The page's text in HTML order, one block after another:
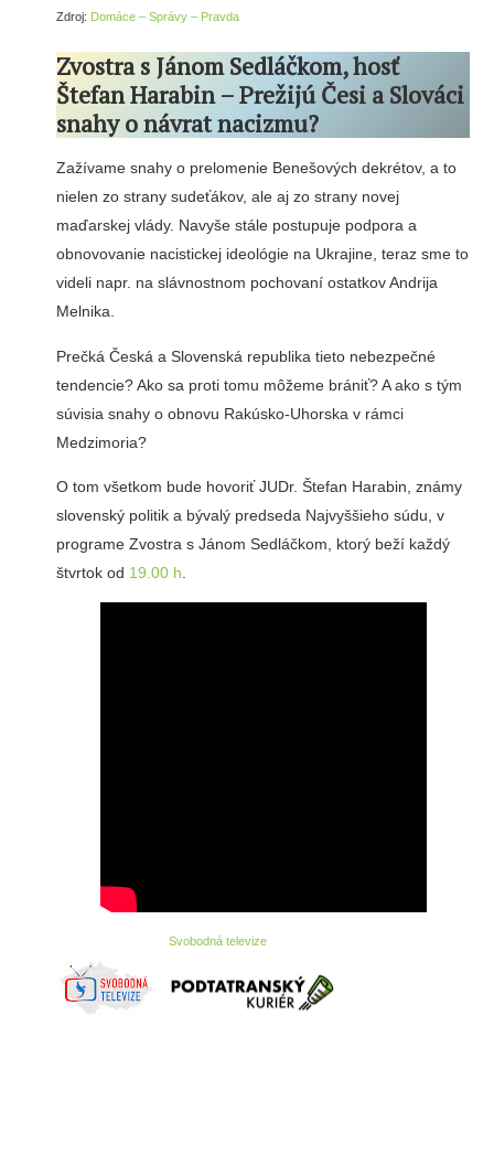
Zdroj: Domáce – Správy – Pravda
Zvostra s Jánom Sedláčkom, hosť
Štefan Harabin – Prežijú Česi a Slováci
snahy o návrat nacizmu?
Zažívame snahy o prelomenie Benešových dekrétov, a to
nielen zo strany sudeťákov, ale aj zo strany novej
maďarskej vlády. Navyše stále postupuje podpora a
obnovovanie nacistickej ideológie na Ukrajine, teraz sme to
videli napr. na slávnostnom pochovaní ostatkov Andrija
Melnika.
Prečká Česká a Slovenská republika tieto nebezpečné
tendencie? Ako sa proti tomu môžeme brániť? A ako s tým
súvisia snahy o obnovu Rakúsko-Uhorska v rámci
Medzimoria?
O tom všetkom bude hovoriť JUDr. Štefan Harabin, známy
slovenský politik a bývalý predseda Najvyššieho súdu, v
programe Zvostra s Jánom Sedláčkom, ktorý beží každý
štvrtok od 19.00 h
Svobodná televize